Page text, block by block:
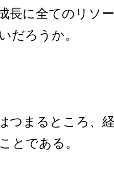
長に全てのリソ
だろうか。
つまるところ、
とである。